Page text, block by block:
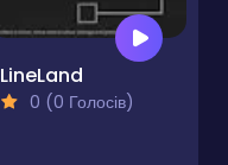
LineLand
0 (0 Голосів)